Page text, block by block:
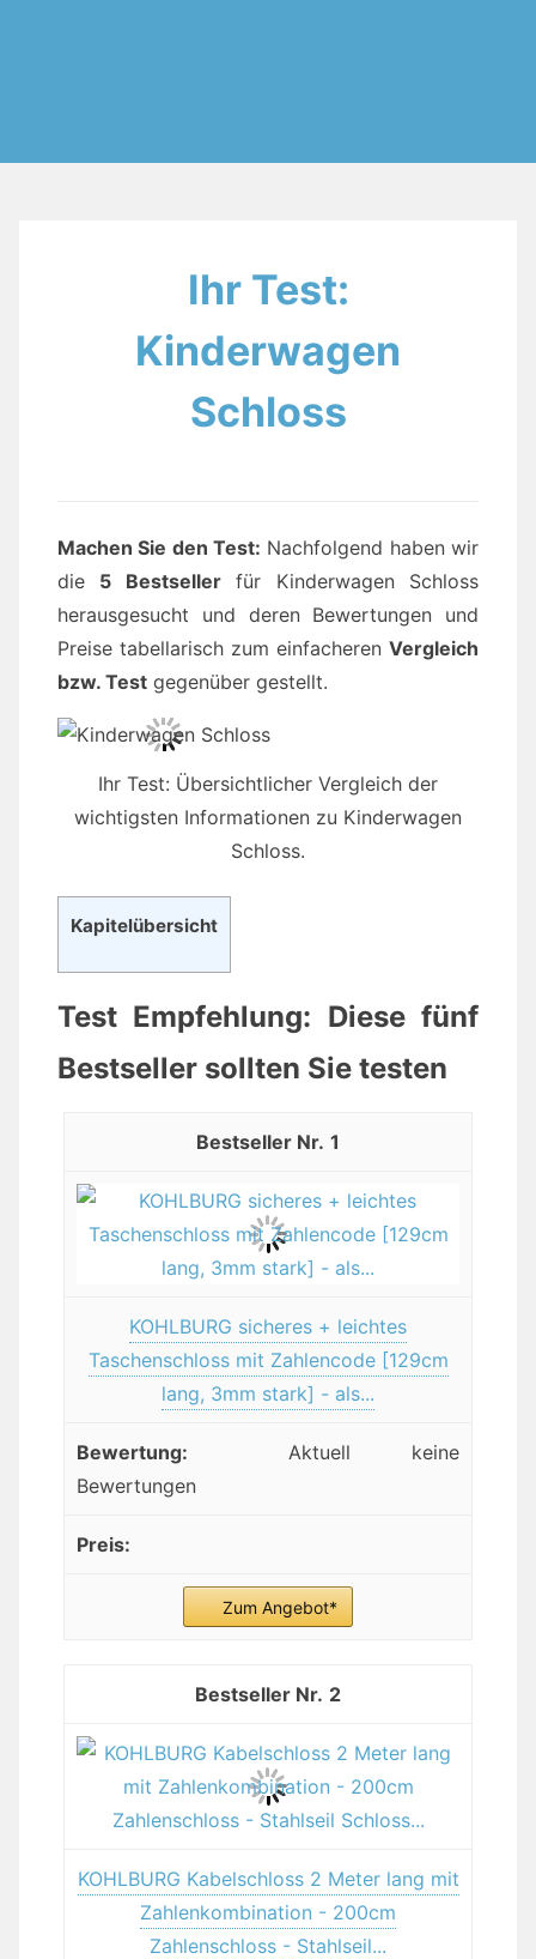
Ihr Test:
Kinderwagen
Schloss
Machen Sie den Test: Nachfolgend haben wir
die 5 Bestsellerfür Kinderwagen Schloss
herausgesucht und deren Bewertungen und
Preise tabellarisch zum einfacheren Vergleich
bzw. Test gegenüber gestellt.
Ihr Test: Übersichtlicher Vergleich der
wichtigsten Informationen zu Kinderwagen
Schloss.
Kapitelübersicht
Test Empfehlung: Diese fünf
Bestseller sollten Sie testen
1
KOHLBURG sicheres + leichtes
Taschenschloss mit Zahlencode [129cm
lang, 3mm stark] - als...
Aktuell keine
Bewertungen
Zum Angebot*
2
KOHLBURG Kabelschloss 2 Meter lang mit
Zahlenkombination - 200cm
Zahlenschloss - Stahlseil...